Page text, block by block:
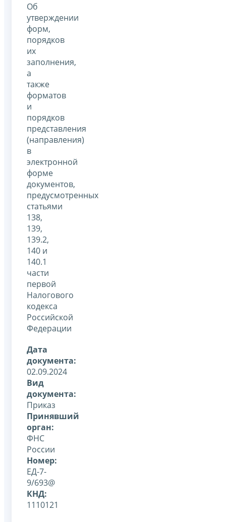
Об
утверждении
форм,
порядков
их
заполнения,
а
также
форматов
и
порядков
представления
(направления)
в
электронной
форме
документов,
предусмотренных
статьями
138,
139,
139.2,
140 и
140.1
части
первой
Налогового
кодекса
Российской
Федерации
Дата
документа:
02.09.2024
Вид
документа:
Приказ
Принявший
орган:
ФНС
России
Номер:
ЕД-7-
9/693@
КНД:
1110121